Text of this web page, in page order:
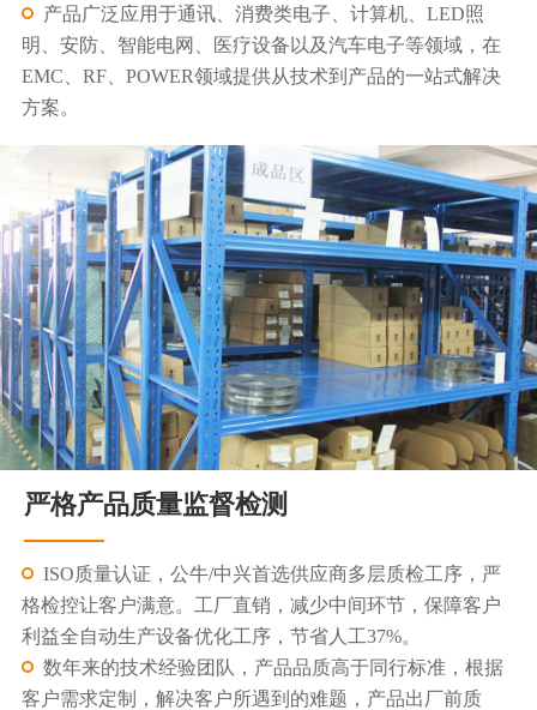
产品广泛应用于通讯、消费类电子、计算机、LED照
明、安防、智能电网、医疗设备以及汽车电子等领域，在
EMC、RF、POWER领域提供从技术到产品的一站式解决
方案。
严格产品质量监督检测
ISO质量认证，公牛/中兴首选供应商多层质检工序，严
格检控让客户满意。工厂直销，减少中间环节，保障客户
利益全自动生产设备优化工序，节省人工37%。
数年来的技术经验团队，产品品质高于同行标准，根据
客户需求定制，解决客户所遇到的难题，产品出厂前质